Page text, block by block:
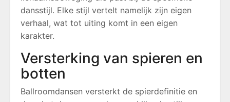
dansstijl. Elke stijl vertelt namelijk zijn eigen
verhaal, wat tot uiting komt in een eigen
karakter.
Versterking van spieren en
botten
Ballroomdansen versterkt de spierdefinitie en